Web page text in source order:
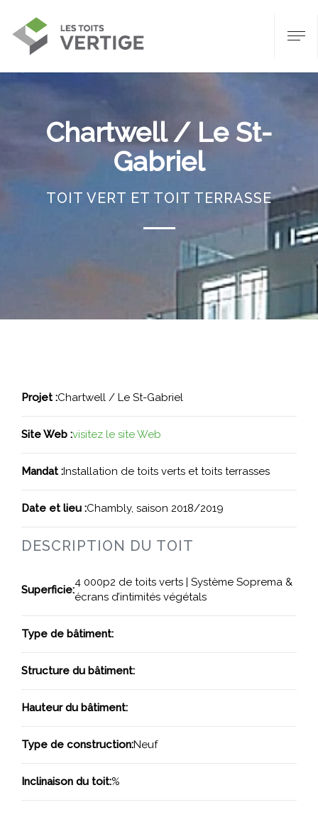
Chartwell / Le St-
Gabriel
TOIT VERT ET TOIT TERRASSE
Projet :Chartwell / Le St-Gabriel
Site Web :visitez le site Web
Mandat :Installation de toits verts et toits terrasses
Date et lieu :Chambly, saison 2018/2019
DESCRIPTION DU TOIT
Superficie:
4 000p2 de toits verts | Système Soprema &
écrans d’intimités végétals
Type de bâtiment:
Structure du bâtiment:
Hauteur du bâtiment:
Type de construction:Neuf
Inclinaison du toit:%